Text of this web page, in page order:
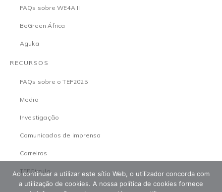
FAQs sobre WE4A II
BeGreen África
Aguka
RECURSOS
FAQs sobre o TEF2025
Media
Investigação
Comunicados de imprensa
Carreiras
TEFCírculo
Ao continuar a utilizar este sítio Web, o utilizador concorda com
a utilização de cookies. A nossa política de cookies fornece